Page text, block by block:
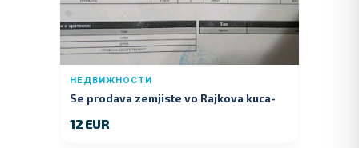
НЕДВИЖНОСТИ
Se prodava zemjiste vo Rajkova kuca-
12 EUR